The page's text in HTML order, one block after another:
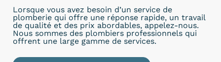
Lorsque vous avez besoin d’un service de
plomberie qui offre une réponse rapide, un travail
de qualité et des prix abordables, appelez-nous.
Nous sommes des plombiers professionnels qui
offrent une large gamme de services.